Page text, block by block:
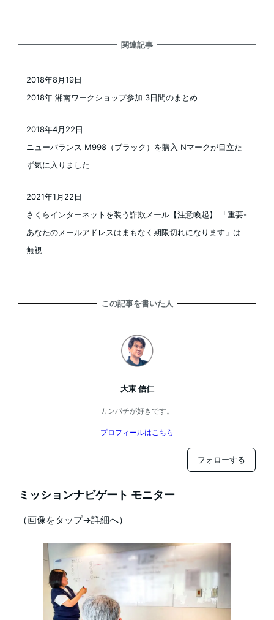
関連記事
2018年 湘南ワークショップ参加 3日間のまとめ
2018年8月19日
ニューバランス M998（ブラック）を購入 Nマークが目立た
ず気に入りました
2018年4月22日
さくらインターネットを装う詐欺メール【注意喚起】 「重要-
あなたのメールアドレスはまもなく期限切れになります」は
無視
投稿日
2021年1月22日
この記事を書いた人
大東 信仁
カンパチが好きです。
プロフィールはこちら
フォローする
ミッションナビゲート モニター
（画像をタップ→詳細へ）